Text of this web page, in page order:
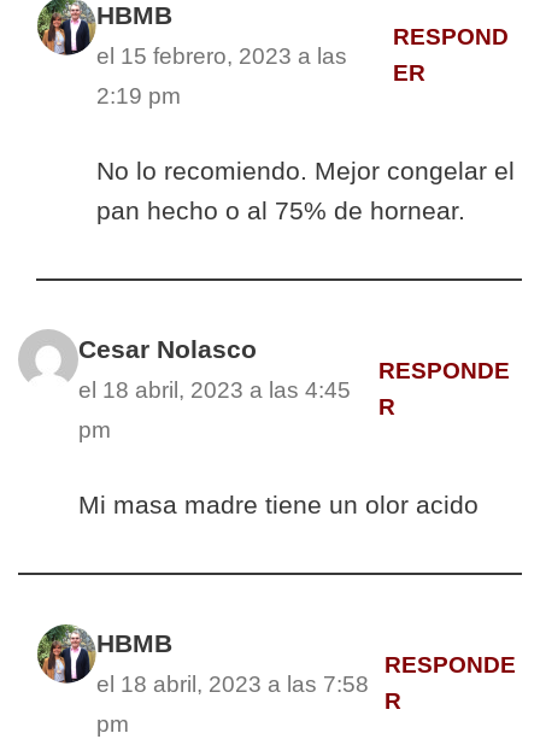
HBMB
el 15 febrero, 2023 a las
2:19 pm
RESPOND
ER
No lo recomiendo. Mejor congelar el
pan hecho o al 75% de hornear.
Cesar Nolasco
el 18 abril, 2023 a las 4:45
pm
RESPONDE
R
Mi masa madre tiene un olor acido
HBMB
el 18 abril, 2023 a las 7:58
pm
RESPONDE
R